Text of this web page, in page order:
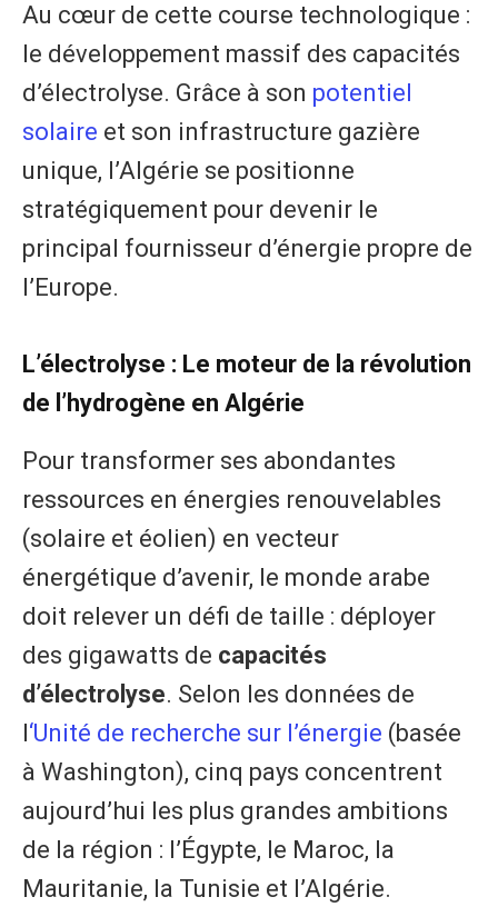
Au cœur de cette course technologique :
le développement massif des capacités
d’électrolyse. Grâce à son potentiel
solaire et son infrastructure gazière
unique, l’Algérie se positionne
stratégiquement pour devenir le
principal fournisseur d’énergie propre de
l’Europe.
​L’électrolyse : Le moteur de la révolution
de l’hydrogène en Algérie
​Pour transformer ses abondantes
ressources en énergies renouvelables
(solaire et éolien) en vecteur
énergétique d’avenir, le monde arabe
doit relever un défi de taille : déployer
des gigawatts de capacités
d’électrolyse. Selon les données de
l‘Unité de recherche sur l’énergie (basée
à Washington), cinq pays concentrent
aujourd’hui les plus grandes ambitions
de la région : l’Égypte, le Maroc, la
Mauritanie, la Tunisie et l’Algérie.